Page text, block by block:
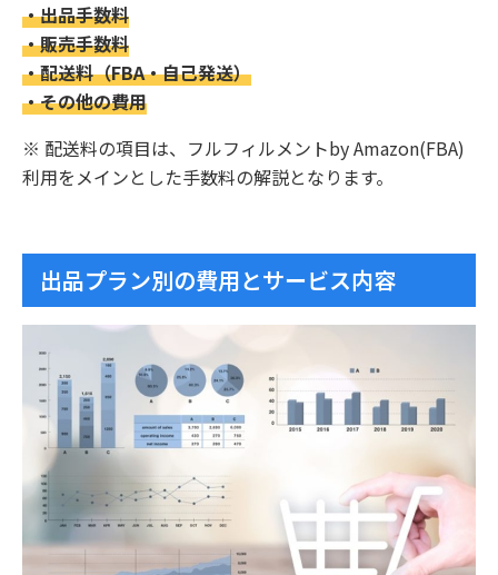
・出品手数料
・販売手数料
・配送料（FBA・自己発送）
・その他の費用
※ 配送料の項目は、フルフィルメントby Amazon(FBA)
利用をメインとした手数料の解説となります。
出品プラン別の費用とサービス内容